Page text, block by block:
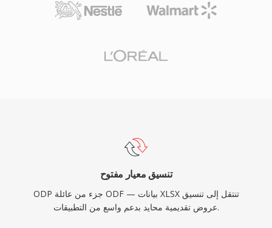
تنسيق معيار مفتوح
ODP جزء من عائلة ODF — بيانات XLSX تنتقل إلى تنسيق
عروض تقديمية محايد بدعم واسع من التطبيقات.